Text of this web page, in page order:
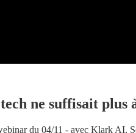
ne suffisait plus
du 04/11 - avec Klark AI,